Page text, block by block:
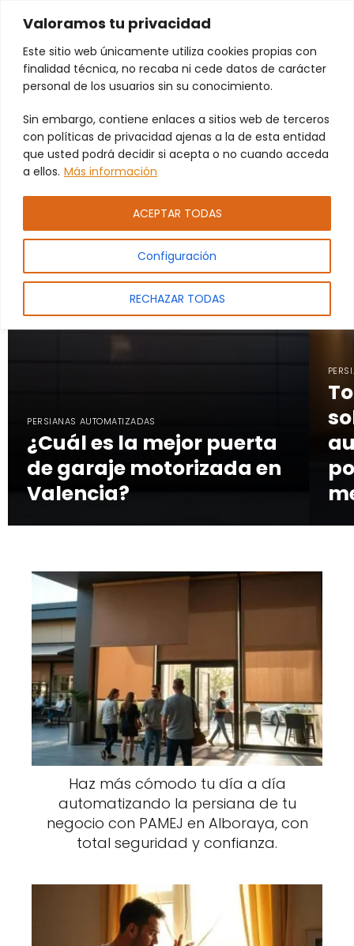
Valoramos tu privacidad
Este sitio web únicamente utiliza cookies propias con
finalidad técnica, no recaba ni cede datos de carácter
personal de los usuarios sin su conocimiento.
Sin embargo, contiene enlaces a sitios web de terceros
con políticas de privacidad ajenas a la de esta entidad
que usted podrá decidir si acepta o no cuando acceda
a ellos. Más información
Configuración
RECHAZAR TODAS
ACEPTAR TODAS
Persianas
automatizadas
Destacado
PERSIANAS AUTOMATIZADAS
¿Cuál es la mejor puerta
de garaje motorizada en
Valencia?
Haz más cómodo tu día a día
automatizando la persiana de tu
negocio con PAMEJ en Alboraya, con
total seguridad y confianza.